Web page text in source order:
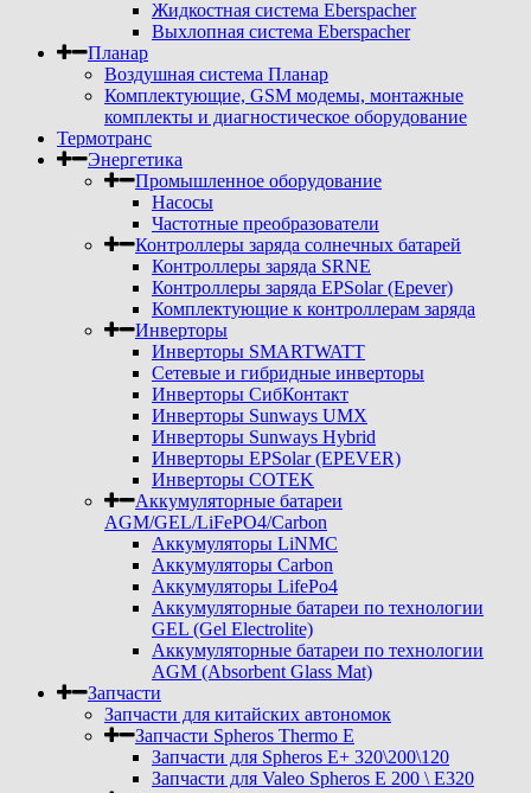
Жидкостная система Eberspacher
Выхлопная система Eberspacher
Планар
Воздушная система Планар
Комплектующие, GSM модемы, монтажные
комплекты и диагностическое оборудование
Термотранс
Энергетика
Промышленное оборудование
Насосы
Частотные преобразователи
Контроллеры заряда солнечных батарей
Контроллеры заряда SRNE
Контроллеры заряда EPSolar (Epever)
Комплектующие к контроллерам заряда
Инверторы
Инверторы SMARTWATT
Сетевые и гибридные инверторы
Инверторы СибКонтакт
Инверторы Sunways UMX
Инверторы Sunways Hybrid
Инверторы EPSolar (EPEVER)
Инверторы COTEK
Аккумуляторные батареи
AGM/GEL/LiFePO4/Carbon
Аккумуляторы LiNMC
Аккумуляторы Carbon
Аккумуляторы LifePo4
Аккумуляторные батареи по технологии
GEL (Gel Electrolite)
Аккумуляторные батареи по технологии
AGM (Absorbent Glass Mat)
Запчасти
Запчасти для китайских автономок
Запчасти Spheros Thermo E
Запчасти для Spheros E+ 320\200\120
Запчасти для Valeo Spheros E 200 \ E320